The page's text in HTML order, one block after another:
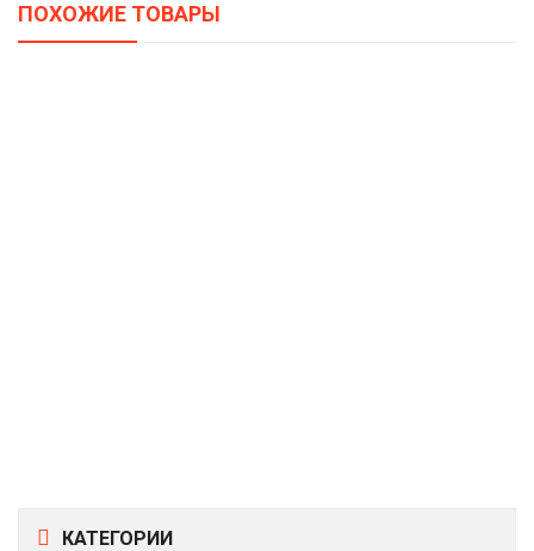
КАТЕГОРИИ
ПОХОЖИЕ ТОВАРЫ